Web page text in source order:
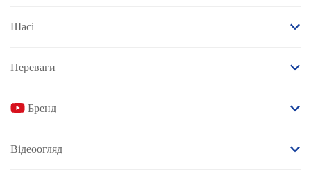
Шасі
Переваги
Бренд
Відеоогляд